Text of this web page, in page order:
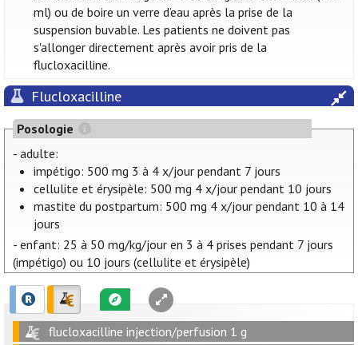
ml) ou de boire un verre d’eau après la prise de la
suspension buvable. Les patients ne doivent pas
s'allonger directement après avoir pris de la
flucloxacilline.
Flucloxacilline
Posologie
- adulte:
impétigo: 500 mg 3 à 4 x/jour pendant 7 jours
cellulite et érysipèle: 500 mg 4 x/jour pendant 10 jours
mastite du postpartum: 500 mg 4 x/jour pendant 10 à 14
jours
- enfant: 25 à 50 mg/kg/jour en 3 à 4 prises pendant 7 jours
(impétigo) ou 10 jours (cellulite et érysipèle)
flucloxacilline injection/perfusion 1 g